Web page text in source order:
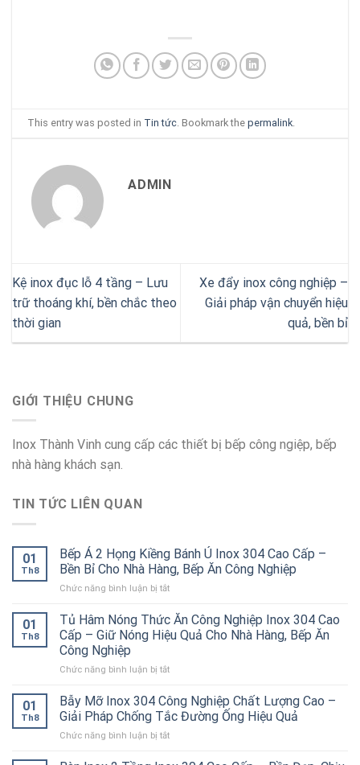
This entry was posted in Tin tức . Bookmark thepermalink
ADMIN
Kệ inox đục lỗ 4 tầng – Lưu
trữ thoáng khí, bền chắc theo
thời gian
Xe đẩy inox công nghiệp –
Giải pháp vận chuyển hiệu
quả, bền bỉ
GIỚI THIỆU CHUNG
Inox Thành Vinh cung cấp các thiết bị bếp công ngiệp, bếp
nhà hàng khách sạn.
TIN TỨC LIÊN QUAN
01
Th8
Bếp Á 2 Họng Kiềng Bánh Ú Inox 304 Cao Cấp –
Bền Bỉ Cho Nhà Hàng, Bếp Ăn Công Nghiệp
Chức năng bình luận bị tắtở
Á
2
Họng
Bánh
Inox
304
Cao
Cấp
01
Th8
Tủ Hâm Nóng Thức Ăn Công Nghiệp Inox 304 Cao
Cấp – Giữ Nóng Hiệu Quả Cho Nhà Hàng, Bếp Ăn
Công Nghiệp
Chức năng bình luận bị tắtở
Hâm
Nóng
Thức
Ăn
01
Th8
Bẫy Mỡ Inox 304 Công Nghiệp Chất Lượng Cao –
Giải Pháp Chống Tắc Đường Ống Hiệu Quả
Chức năng bình luận bị tắtở
Mỡ